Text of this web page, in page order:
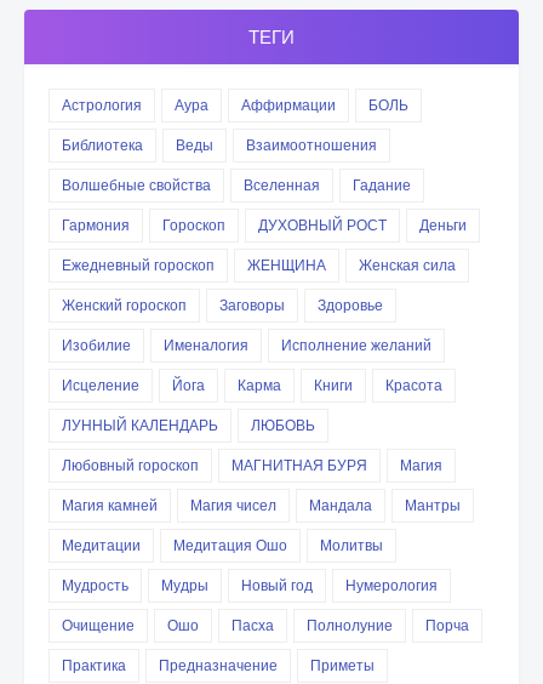
ТЕГИ
Астрология Аура Аффирмации
БОЛЬ
Библиотека
Веды
Взаимоотношения
Волшебные свойства
Вселенная
Гадание
Гармония
Гороскоп ДУХОВНЫЙ РОСТ
Деньги
Ежедневный гороскоп
ЖЕНЩИНА
Женская сила
Женский гороскоп
Заговоры
Здоровье
Изобилие
Именалогия
Исполнение желаний
Исцеление
Йога Карма Книги
Красота
ЛУННЫЙ КАЛЕНДАРЬ
ЛЮБОВЬ
Любовный гороскоп
МАГНИТНАЯ БУРЯ
Магия
Магия камней
Магия чисел Мандала
Мантры
Медитации
Медитация Ошо
Молитвы
Мудрость
Мудры Новый год
Нумерология
Очищение
Ошо Пасха Полнолуние
Порча
Практика
Предназначение
Приметы